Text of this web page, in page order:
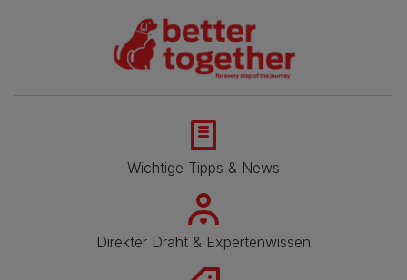
Wichtige Tipps & News
Direkter Draht & Expertenwissen